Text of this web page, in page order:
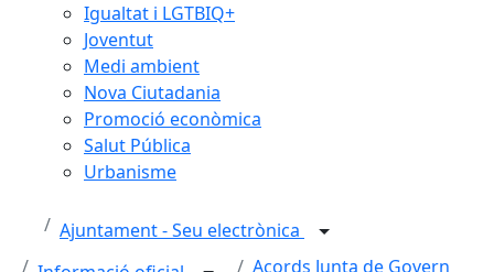
Igualtat i LGTBIQ+
Joventut
Medi ambient
Nova Ciutadania
Promoció econòmica
Salut Pública
Urbanisme
Ajuntament - Seu electrònica
Acords Junta de Govern